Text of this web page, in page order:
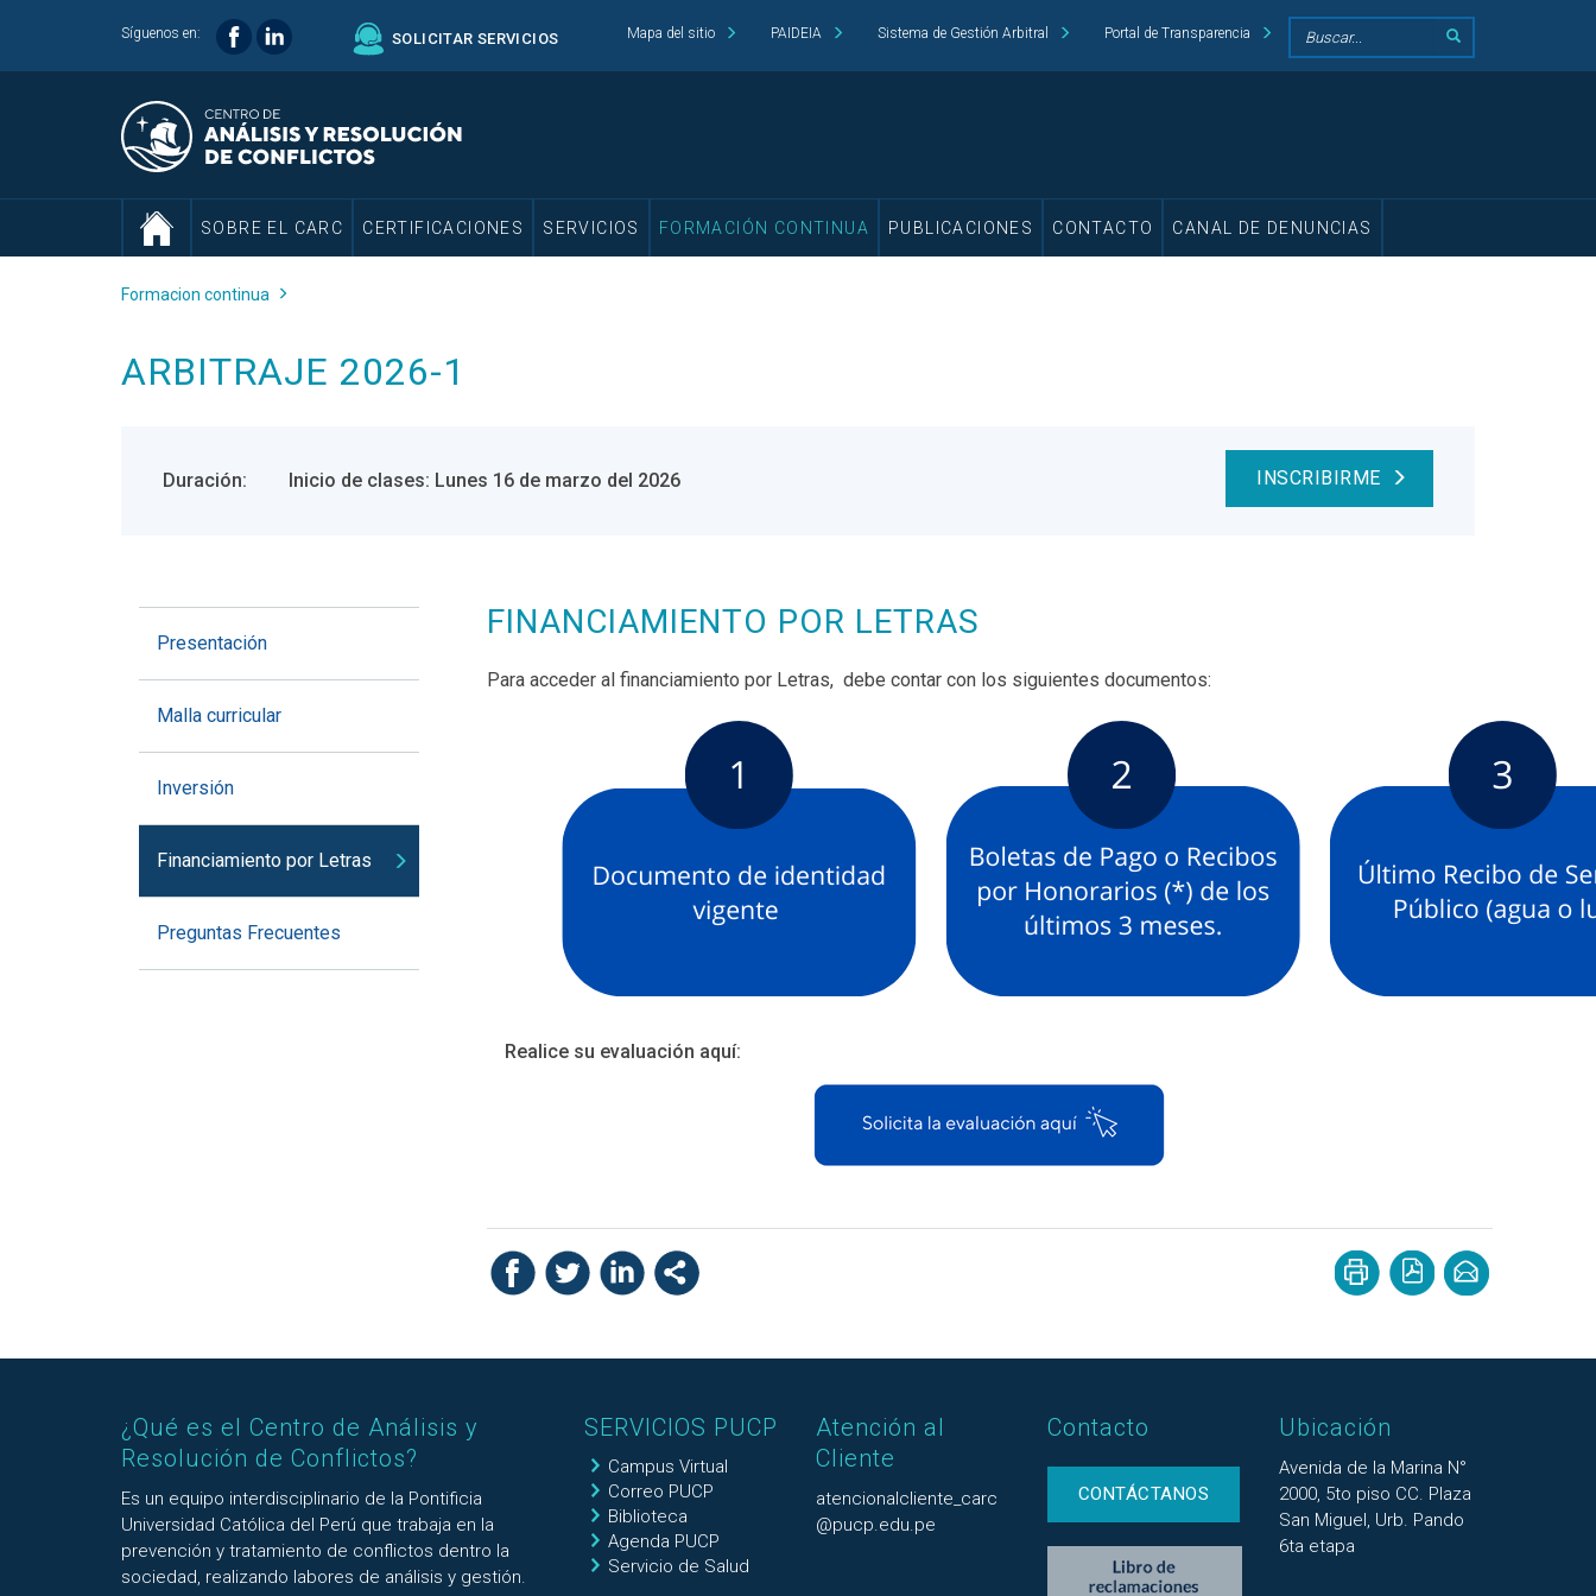
Síguenos en: SOLICITAR SERVICIOS Mapa del sitio PAIDEIA Sistema de Gestión Arbitral Portal de Transparencia
SOBRE EL CARC CERTIFICACIONES SERVICIOS FORMACIÓN CONTINUA PUBLICACIONES CONTACTO CANAL DE DENUNCIAS
Formacion continua
ARBITRAJE 2026-1
Duración: Inicio de clases: Lunes 16 de marzo del 2026 INSCRIBIRME
Presentación
Malla curricular
Inversión
Financiamiento por Letras
Preguntas Frecuentes
FINANCIAMIENTO POR LETRAS
Para acceder al financiamiento por Letras, debe contar con los siguientes documentos:
Realice su evaluación aquí:
¿Qué es el Centro de Análisis y
Resolución de Conflictos?
Es un equipo interdisciplinario de la Pontificia
Universidad Católica del Perú que trabaja en la
prevención y tratamiento de conflictos dentro la
sociedad, realizando labores de análisis y gestión.
SERVICIOS PUCP
Campus Virtual
Correo PUCP
Biblioteca
Agenda PUCP
Servicio de Salud
Atención al
Cliente
atencionalcliente_carc
@pucp.edu.pe
Contacto
CONTÁCTANOS
Ubicación
Avenida de la Marina N°
2000, 5to piso CC. Plaza
San Miguel, Urb. Pando
6ta etapa